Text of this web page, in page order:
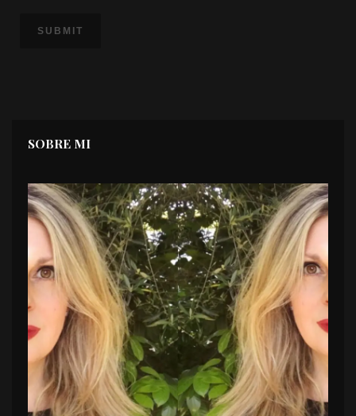
SOBRE MI